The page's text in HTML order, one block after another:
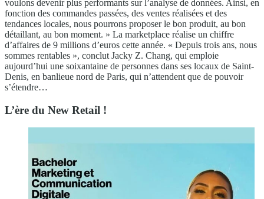
voulons devenir plus performants sur l’analyse de données. Ainsi, en
fonction des commandes passées, des ventes réalisées et des
tendances locales, nous pourrons proposer le bon produit, au bon
détaillant, au bon moment. » La marketplace réalise un chiffre
d’affaires de 9 millions d’euros cette année. « Depuis trois ans, nous
sommes rentables », conclut Jacky Z. Chang, qui emploie
aujourd’hui une soixantaine de personnes dans ses locaux de Saint-
Denis, en banlieue nord de Paris, qui n’attendent que de pouvoir
s’étendre…
L’ère du New Retail !